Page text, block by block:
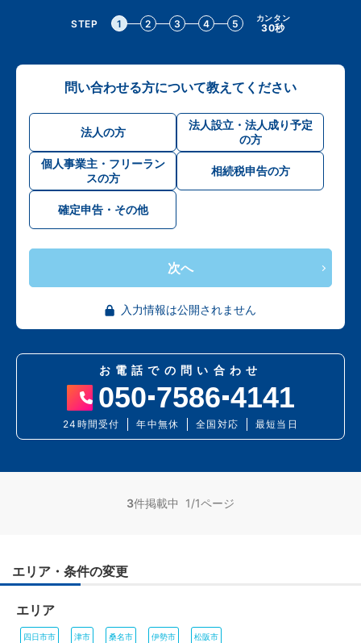
STEP 1 2 3 4 5 カンタン
30秒
問い合わせる方について教えてください
法人の方
法人設立・法人成り予定
の方
個人事業主・フリーラン
スの方
相続税申告の方
確定申告・その他
次へ
入力情報は公開されません
お電話での問い合わせ
050 7586 4141
24時間受付 年中無休 全国対応 最短当日
3件掲載中 1/1ページ
エリア・条件の変更
エリア
四日市市 津市 桑名市 伊勢市 松阪市